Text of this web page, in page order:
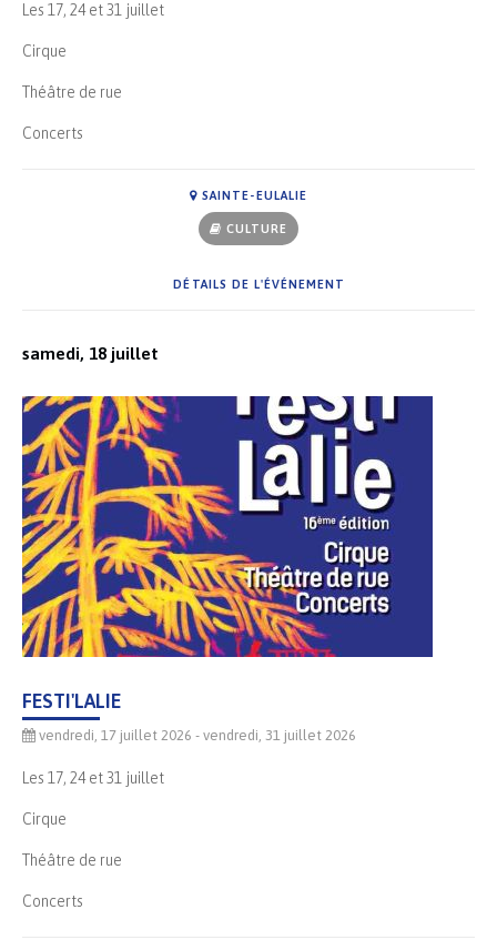
Les 17, 24 et 31 juillet
Cirque
Théâtre de rue
Concerts
SAINTE-EULALIE
CULTURE
DÉTAILS DE L'ÉVÉNEMENT
samedi, 18 juillet
FESTI'LALIE
vendredi, 17 juillet 2026 - vendredi, 31 juillet 2026
Les 17, 24 et 31 juillet
Cirque
Théâtre de rue
Concerts